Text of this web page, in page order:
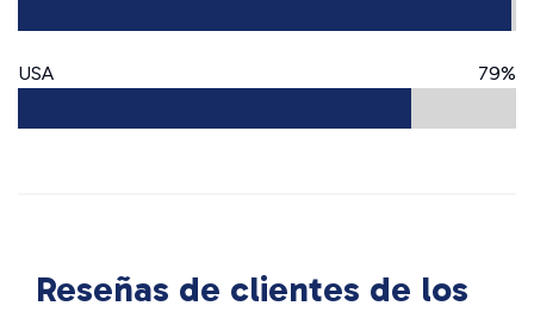
USA 79%
Reseñas de clientes de los